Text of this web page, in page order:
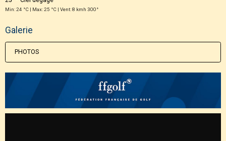
Min: 24 °C | Max: 25 °C | Vent: 8 kmh 300°
Galerie
PHOTOS